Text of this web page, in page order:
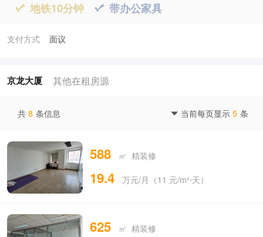
 地铁10分钟  带办公家具
支付方式 面议
京龙大厦 其他在租房源
共 8 条信息  当前每页显示 5 条
588 ㎡ 精装修
19.4 万元/月（11 元/m²⋅天）
625 ㎡ 精装修